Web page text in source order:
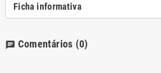
Ficha informativa
chat Comentários (0)